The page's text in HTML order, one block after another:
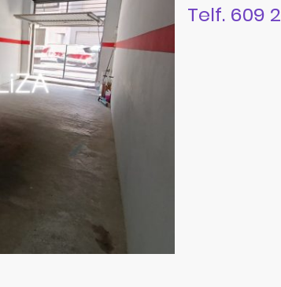
Telf. 609